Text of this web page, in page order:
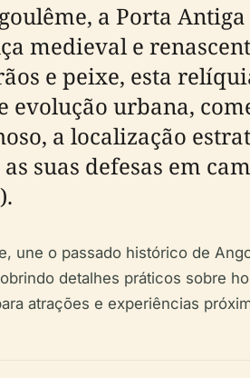
a Porta
medieval e
e peixe, esta
evolução urbana,
a localização
suas defesas em
).
une o passado histórico de
detalhes práticos sobre
atrações e experiências